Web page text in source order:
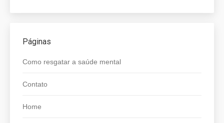
Páginas
Como resgatar a saúde mental
Contato
Home